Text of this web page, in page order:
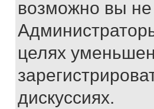
возможно вы
целях
дискуссиях.